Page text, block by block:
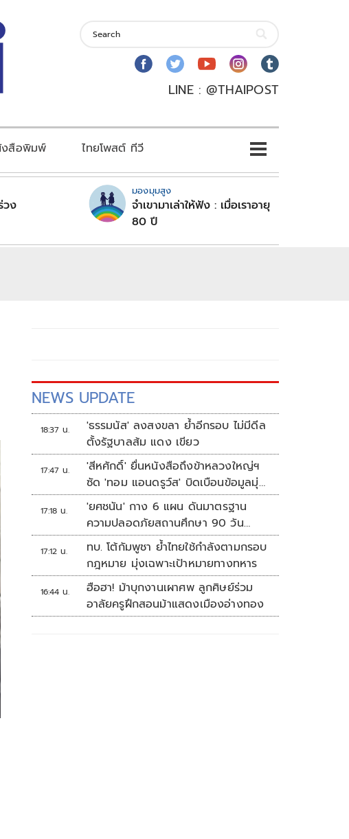
LINE : @THAIPOST
สือพิมพ์ ไทยโพสต์ ทีวี
วง
มองมุมสูง
จำเขามาเล่าให้ฟัง : เมื่อเราอายุ
80 ปี
NEWS UPDATE
18:37 น.
'ธรรมนัส' ลงสงขลา ย้ำอีกรอบ ไม่มีดีล
ตั้งรัฐบาลส้ม แดง เขียว
17:47 น.
'สีหศักดิ์' ยื่นหนังสือถึงข้าหลวงใหญ่ฯ
ซัด 'ทอม แอนดรูว์ส' บิดเบือนข้อมูลมุ่ง
แสวงหาผลประโยชน์ทางการเมือง
17:18 น.
'ยศชนัน' กาง 6 แผน ดันมาตรฐาน
ความปลอดภัยสถานศึกษา 90 วัน
ป้องกันก่อเหตุรุนแรง
17:12 น.
ทบ. โต้กัมพูชา ย้ำไทยใช้กำลังตามกรอบ
กฎหมาย มุ่งเฉพาะเป้าหมายทางทหาร
16:44 น.
ฮือฮา! ม้าบุกงานเผาศพ ลูกศิษย์ร่วม
อาลัยครูฝึกสอนม้าแสดงเมืองอ่างทอง